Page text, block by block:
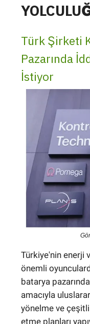
Türk Şirketi
Pazarında
İstiyor
Türkiye'nin enerji
önemli
batarya
amacıyla
yönelme ve
etme planları